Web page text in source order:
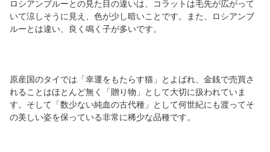
ロシアンブルーとの見た目の違いは、コラットは毛先が広がって
いて涼しそうに見え、色が少し暗いことです。また、ロシアンブ
ルーとは違い、良く鳴く子が多いです。
原産国のタイでは「幸運をもたらす猫」とよばれ、金銭で売買さ
れることはほとんど無く「贈り物」として大切に扱われていま
す。そして「数少ない純血の古代種」として何世紀にも渡ってそ
の美しい姿を保っている非常に稀少な品種です。